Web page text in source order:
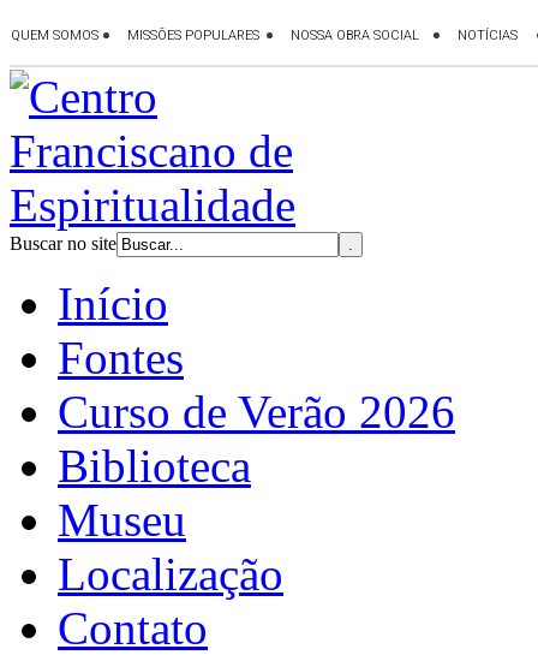
Buscar no site
Início
Fontes
Curso de Verão 2026
Biblioteca
Museu
Localização
Contato